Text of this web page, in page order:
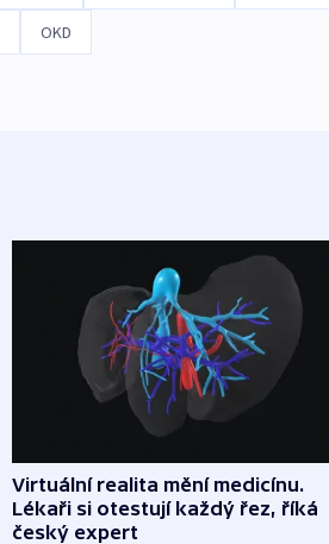
OKD
Virtuální realita mění medicínu.
Lékaři si otestují každý řez, říká
český expert